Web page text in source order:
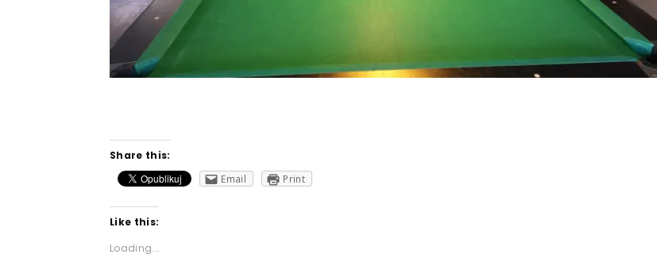
Share this:
Email
Print
Like this:
Loading...